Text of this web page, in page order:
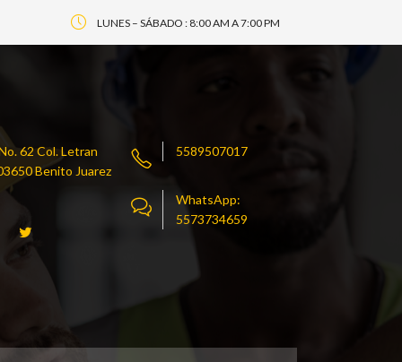
LUNES – SÁBADO : 8:00 AM A 7:00 PM
62 Col. Letran
Benito Juarez
5589507017
WhatsApp:
5573734659